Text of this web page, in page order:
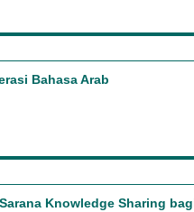
Bahasa Arab
Knowledge Sharing